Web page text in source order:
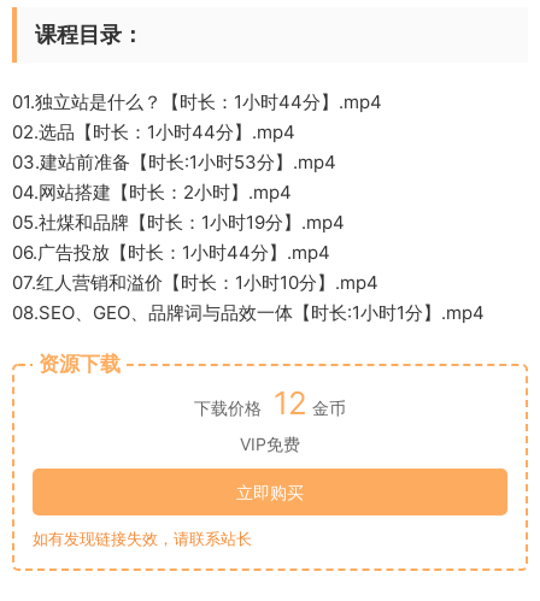
课程目录：
01.独立站是什么？【时长：1小时44分】.mp4
02.选品【时长：1小时44分】.mp4
03.建站前准备【时长:1小时53分】.mp4
04.网站搭建【时长：2小时】.mp4
05.社煤和品牌【时长：1小时19分】.mp4
06.广告投放【时长：1小时44分】.mp4
07.红人营销和溢价【时长：1小时10分】.mp4
08.SEO、GEO、品牌词与品效一体【时长:1小时1分】.mp4
资源下载
下载价格 12 金币
VIP免费
立即购买
如有发现链接失效，请联系站长